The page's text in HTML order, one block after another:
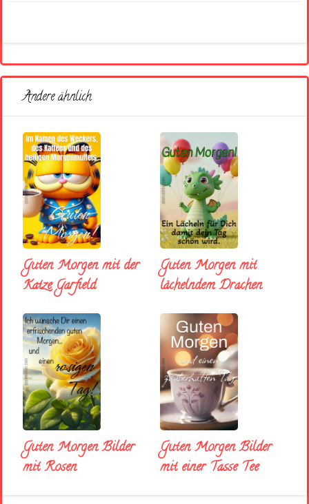
Andere ähnlich
Guten Morgen mit der
Katze Garfield
Guten Morgen mit
lächelndem Drachen
Guten Morgen Bilder
mit Rosen
Guten Morgen Bilder
mit einer Tasse Tee